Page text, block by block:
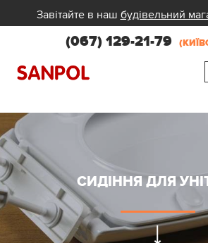
Завітайте в наш будівельний
(067) 129-21-79
СИДІННЯ ДЛЯ